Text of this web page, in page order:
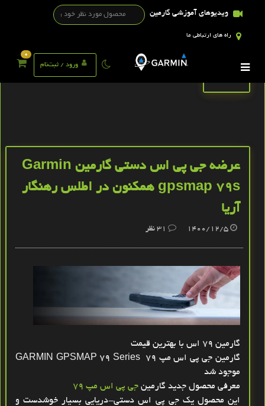
ویدیوهای آموزشی گارمین
راه های ارتباطی ما
ورود / ثبت‌نام
0
عرضه جی پی اس دستی گارمین Garmin
gpsmap 79s همکنون در اطلس رهنگار
آریا
1400/12/5
31 نظر
گارمین 79 اس با بهترین قیمت
گارمین جی پی اس مپ 79 GARMIN GPSMAP 79 Series
موجود شد
معرفی محصول جدید گارمین جی پی اس مپ 79
این محصول یک جی پی اس دستی-دریایی بسیار خوشدست و